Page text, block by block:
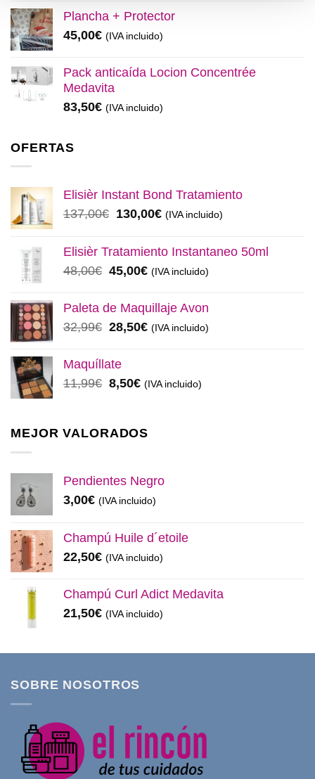
original
48,00€.
actual
45,00€.
Plancha + Protector
45,00€ (IVA incluido)
Pack anticaída Locion Concentrée
Medavita
83,50€ (IVA incluido)
OFERTAS
Elisièr Instant Bond Tratamiento
137,00€ El
original
137,00€.
130,00€El
actual
130,00€.
(IVA incluido)
Elisièr Tratamiento Instantaneo 50ml
48,00€ El
original
48,00€.
45,00€El
actual
45,00€.
(IVA incluido)
Paleta de Maquillaje Avon
32,99€ El
original
32,99€.
28,50€El
28,50€.
(IVA incluido)
Maquíllate
11,99€ El
era:
8,50€El
es:
(IVA incluido)
MEJOR VALORADOS
Pendientes Negro
3,00€ (IVA incluido)
Champú Huile d´etoile
22,50€ (IVA incluido)
Champú Curl Adict Medavita
21,50€ (IVA incluido)
SOBRE NOSOTROS